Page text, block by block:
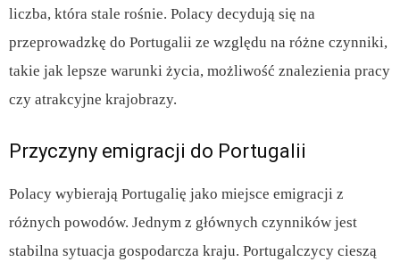
liczba, która stale rośnie. Polacy decydują się na
przeprowadzkę do Portugalii ze względu na różne czynniki,
takie jak lepsze warunki życia, możliwość znalezienia pracy
czy atrakcyjne krajobrazy.
Przyczyny emigracji do Portugalii
Polacy wybierają Portugalię jako miejsce emigracji z
różnych powodów. Jednym z głównych czynników jest
stabilna sytuacja gospodarcza kraju. Portugalczycy cieszą